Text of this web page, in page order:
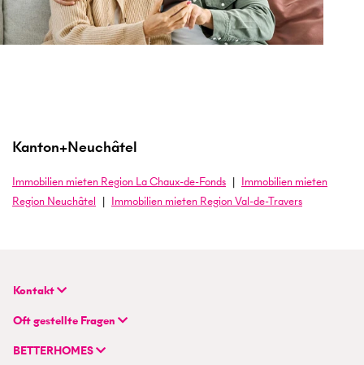
Kanton+Neuchâtel
Immobilien mieten Region La Chaux-de-Fonds Immobilien mieten
Region Neuchâtel
Immobilien mieten Region Val-de-Travers
Kontakt
BETTERHOMES (Schweiz) AG
Hauptsitz
Flurstrasse 55
Oft gestellte Fragen
FAQ | Immobilienbewertung
BETTERHOMES